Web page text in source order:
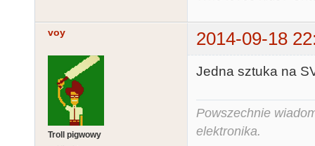
voy 2014-09-18
Troll pigwowy
Jedna sztuka na
Powszechnie
elektronika.